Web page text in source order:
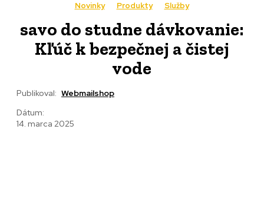
Novinky Produkty Služby
savo do studne dávkovanie:
Kľúč k bezpečnej a čistej
vode
Publikoval: Webmailshop
Dátum:
14. marca 2025